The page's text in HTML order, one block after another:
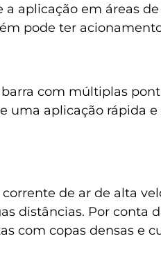
aplicação em áreas
pode ter
com múltiplas
uma aplicação rápida
de ar de alta
distâncias. Por conta
com copas densas e